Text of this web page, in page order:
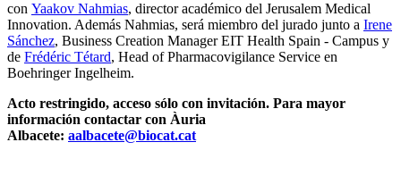
con Yaakov Nahmias, director académico del Jerusalem Medical
Innovation. Además Nahmias, será miembro del jurado junto a Irene
Sánchez, Business Creation Manager EIT Health Spain - Campus y
de Frédéric Tétard, Head of Pharmacovigilance Service en
Boehringer Ingelheim.
Acto restringido, acceso sólo con invitación. Para mayor
información contactar con Àuria
Albacete: aalbacete@biocat.cat